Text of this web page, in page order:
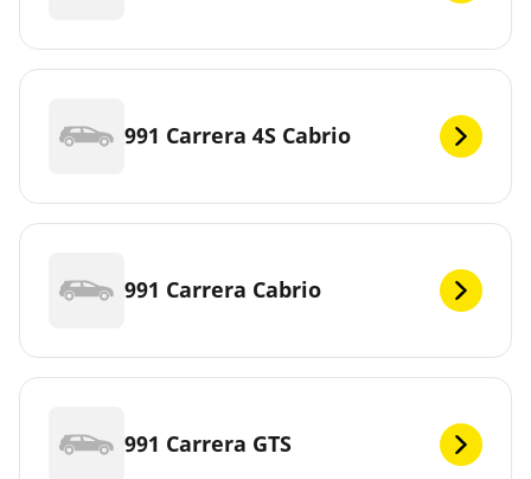
991 Carrera 4S Cabrio
991 Carrera Cabrio
991 Carrera GTS